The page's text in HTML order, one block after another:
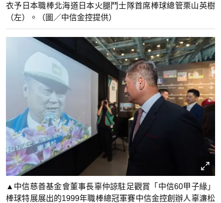
衣予日本職棒北海道日本火腿鬥士隊首席棒球總管栗山英樹
（左）。（圖／中信金控提供）
▲中信慈善基金會董事長辜仲諒駐足觀賞「中信60甲子緣」
棒球特展展出的1999年職棒總冠軍賽中信金控創辦人辜濓松